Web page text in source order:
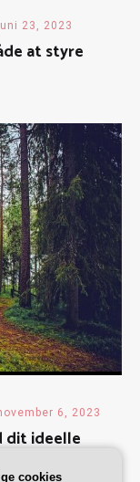
23, 2023
at styre
6, 2023
dit ideelle
cookies